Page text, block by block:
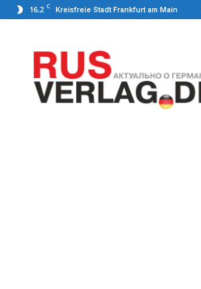
16.2 C Kreisfreie Stadt Frankfurt am Main